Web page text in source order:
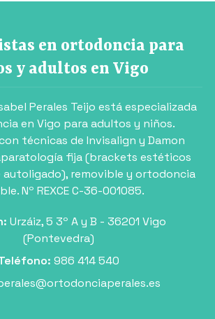
en ortodoncia para
y adultos en Vigo
Perales Teijo está especializada
en Vigo para adultos y niños.
técnicas de Invisalign y Damon
fija (brackets estéticos
autoligado), removible y ortodoncia
Nº REXCE C-36-001085.
Urzáiz, 5 3º A y B - 36201 Vigo
(Pontevedra)
986 414 540